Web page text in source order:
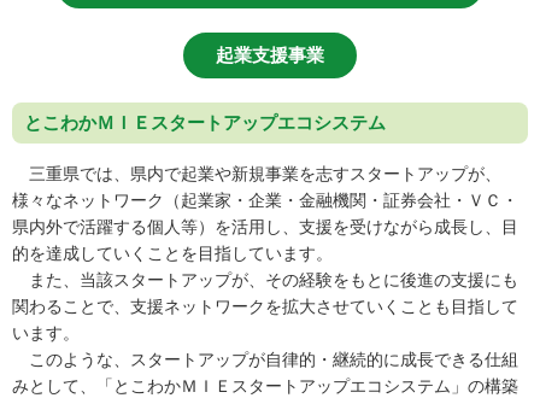
起業支援事業
とこわかＭＩＥスタートアップエコシステム
三重県では、県内で起業や新規事業を志すスタートアップが、
様々なネットワーク（起業家・企業・金融機関・証券会社・ＶＣ・
県内外で活躍する個人等）を活用し、支援を受けながら成長し、目
的を達成していくことを目指しています。
また、当該スタートアップが、その経験をもとに後進の支援にも
関わることで、支援ネットワークを拡大させていくことも目指して
います。
このような、スタートアップが自律的・継続的に成長できる仕組
みとして、「とこわかＭＩＥスタートアップエコシステム」の構築